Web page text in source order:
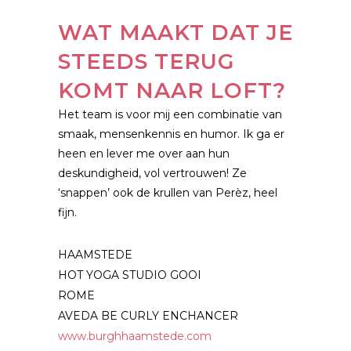
WAT MAAKT DAT JE
STEEDS TERUG
KOMT NAAR LOFT?
Het team is voor mij een combinatie van
smaak, mensenkennis en humor. Ik ga er
heen en lever me over aan hun
deskundigheid, vol vertrouwen! Ze
‘snappen’ ook de krullen van Perèz, heel
fijn.
HAAMSTEDE
HOT YOGA STUDIO GOOI
ROME
AVEDA BE CURLY ENCHANCER
www.burghhaamstede.com